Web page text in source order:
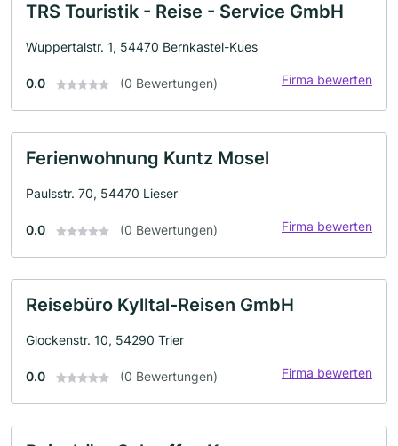
TRS Touristik - Reise - Service GmbH
Wuppertalstr. 1, 54470 Bernkastel-Kues
0.0 (0 Bewertungen) Firma bewerten
Ferienwohnung Kuntz Mosel
Paulsstr. 70, 54470 Lieser
0.0 (0 Bewertungen) Firma bewerten
Reisebüro Kylltal-Reisen GmbH
Glockenstr. 10, 54290 Trier
0.0 (0 Bewertungen) Firma bewerten